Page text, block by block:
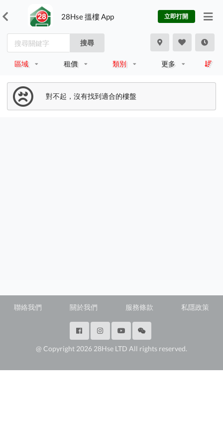
28Hse 搵樓 App 立即打開
搜尋
區域 租價 類別 更多
對不起，沒有找到適合的樓盤
聯絡我們 關於我們 服務條款 私隱政策
@ Copyright 2026 28Hse LTD All rights reserved.